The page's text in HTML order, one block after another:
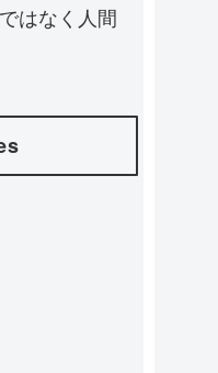
はなく人間